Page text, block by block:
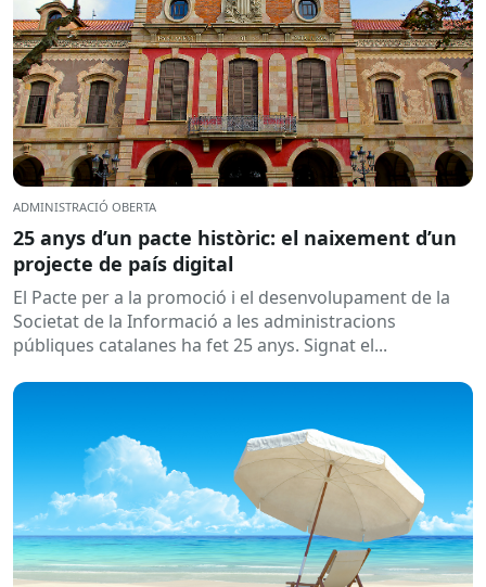
ADMINISTRACIÓ OBERTA
25 anys d’un pacte històric: el naixement d’un
projecte de país digital
El Pacte per a la promoció i el desenvolupament de la
Societat de la Informació a les administracions
públiques catalanes ha fet 25 anys. Signat el...